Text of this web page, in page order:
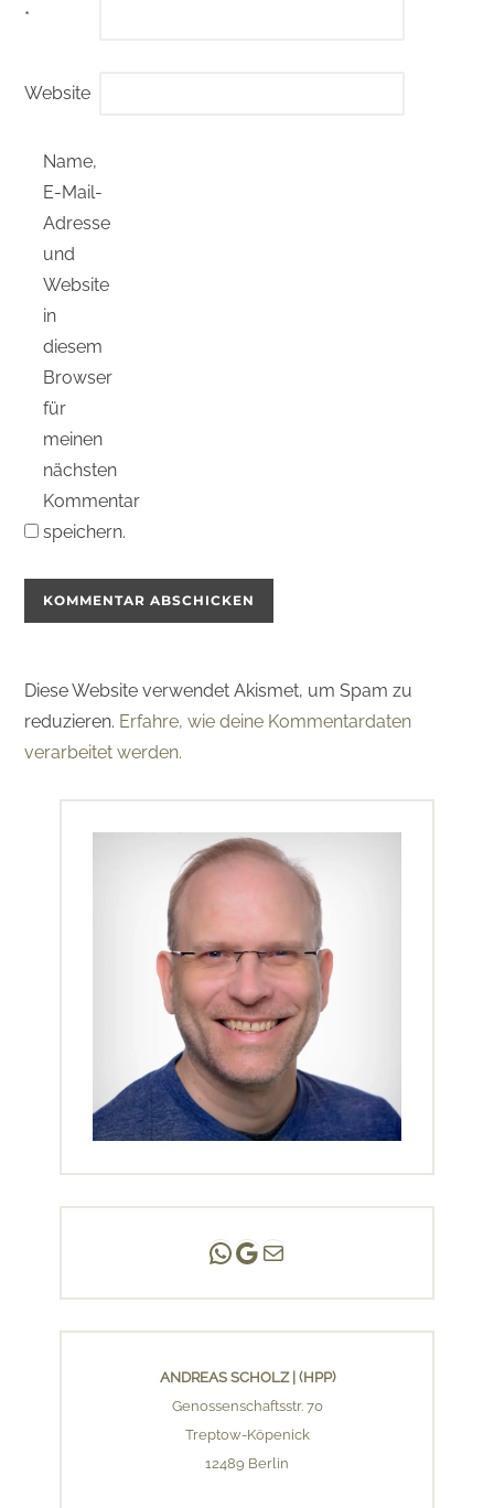
*
Website
Name,
E-Mail-
Adresse
und
Website
in
diesem
Browser
für
meinen
nächsten
Kommentar
speichern.
Diese Website verwendet Akismet, um Spam zu
reduzieren. Erfahre, wie deine Kommentardaten
verarbeitet werden.
Andreas Scholz | (HPP)
Praxis Adlershof
E-Mail an mich ...
ANDREAS SCHOLZ | (HPP)
Genossenschaftsstr. 70
Treptow-Köpenick
12489 Berlin